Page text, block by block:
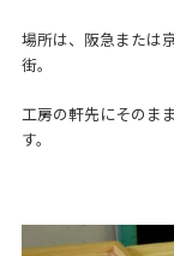
場所は、阪急または
街。
工房の軒先にそのま
す。